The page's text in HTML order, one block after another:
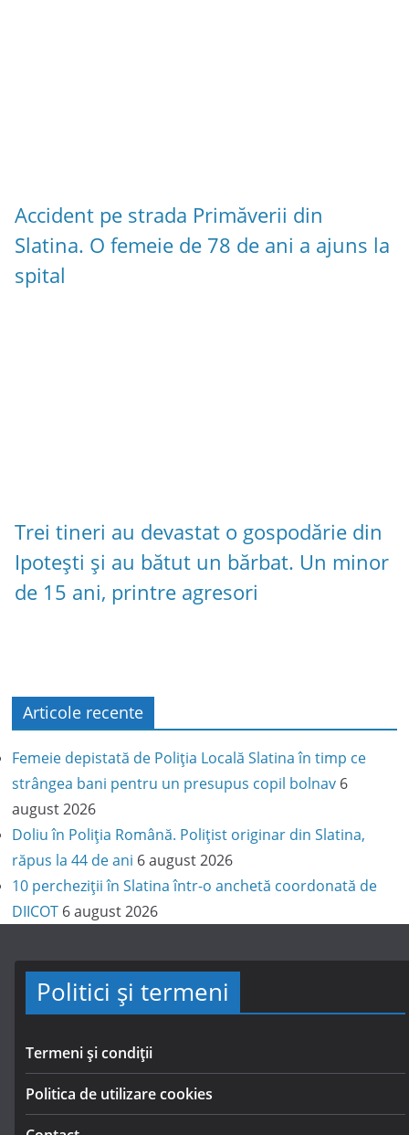
Accident pe strada Primăverii din
Slatina. O femeie de 78 de ani a ajuns la
spital
Trei tineri au devastat o gospodărie din
Ipotești și au bătut un bărbat. Un minor
de 15 ani, printre agresori
Articole recente
Femeie depistată de Poliția Locală Slatina în timp ce
strângea bani pentru un presupus copil bolnav 6
august 2026
Doliu în Poliția Română. Polițist originar din Slatina,
răpus la 44 de ani 6 august 2026
10 percheziții în Slatina într-o anchetă coordonată de
DIICOT 6 august 2026
Politici și termeni
Termeni și condiții
Politica de utilizare cookies